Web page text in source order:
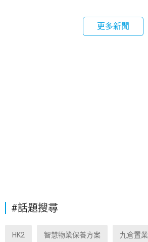
更多新聞
#話題搜尋
HK2 智慧物業保養方案 九倉置業